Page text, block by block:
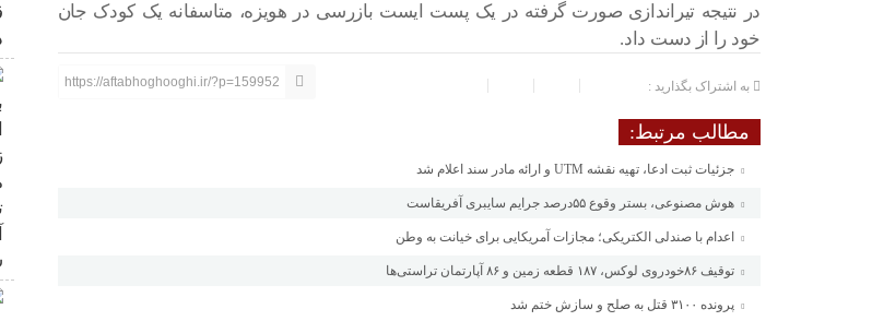
در نتیجه تیراندازی صورت گرفته در یک پست ایست بازرسی در هویزه، متاسفانه یک کودک جان
خود را از دست داد.
به اشتراک بگذارید : https://aftabhoghooghi.ir/?p=159952
مطالب مرتبط:
جزئیات ثبت ادعا، تهیه نقشه UTM و ارائه مادر سند اعلام شد
هوش مصنوعی، بستر وقوع ۵۵درصد جرایم سایبری آفریقاست
اعدام با صندلی الکتریکی؛ مجازات آمریکایی برای خیانت به وطن
توقیف ۸۶خودروی لوکس، ۱۸۷ قطعه زمین و ۸۶ آپارتمان تراستی‌ها
پرونده ۳۱۰۰ قتل به صلح و سازش ختم شد